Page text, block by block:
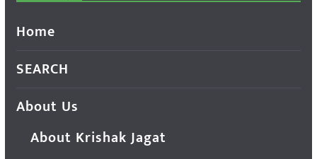
Home
SEARCH
About Us
About Krishak Jagat